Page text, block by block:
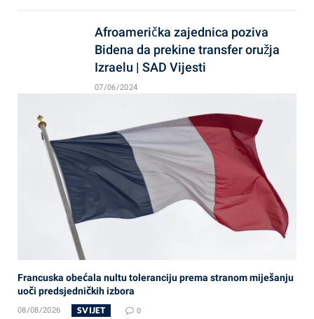
Afroamerička zajednica poziva
Bidena da prekine transfer oružja
Izraelu | SAD Vijesti
07/06/2024
Francuska obećala nultu toleranciju prema stranom miješanju
uoči predsjedničkih izbora
08/08/2026 SVIJET 0